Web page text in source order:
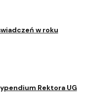
w roku
Rektora UG